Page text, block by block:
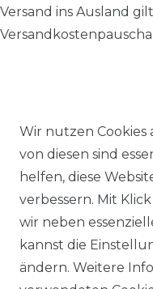
Wir nutzen Cookies
von diesen sind
helfen, diese
verbessern. Mit
wir neben
kannst die
ändern. Weitere
Versand ins Ausland
Alle Preise inkl. MwSt.,
© 2026 SCHÖNER
Impressum